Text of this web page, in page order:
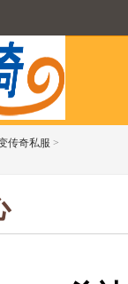
传奇私服 >